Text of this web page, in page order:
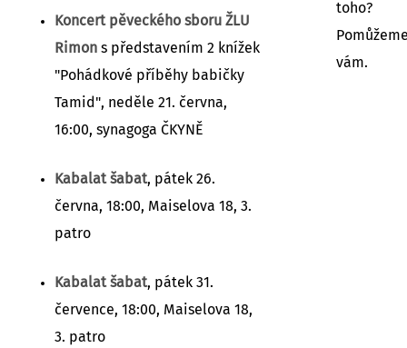
Koncert pěveckého sboru ŽLU
Rimon s představením 2 knížek
"Pohádkové příběhy babičky
Tamid", neděle 21. června,
16:00, synagoga ČKYNĚ
Kabalat šabat, pátek 26.
června, 18:00, Maiselova 18, 3.
patro
Kabalat šabat, pátek 31.
července, 18:00, Maiselova 18,
3. patro
toho?
vám.